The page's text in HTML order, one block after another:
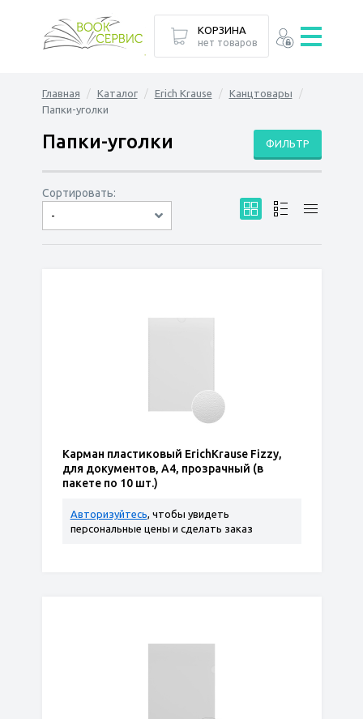
Главная Каталог Erich Krause
Канцтовары
Папки-уголки
ФИЛЬТР
Папки-уголки
Сортировать:
-
по дате
по популярности
сначала дешёвые
сначала дорогие
Карман пластиковый ErichKrause Fizzy,
для документов, A4, прозрачный (в
пакете по 10 шт.)
Авторизуйтесь, чтобы увидеть
персональные цены и сделать заказ
КОРЗИНА
нет товаров